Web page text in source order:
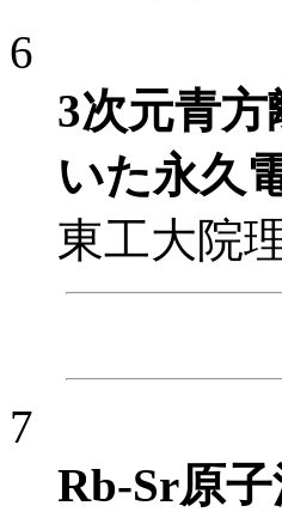
6
3次元青
いた 永久
東工大院
7
Rb-Sr原